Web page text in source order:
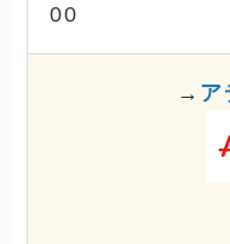
00
→ ア